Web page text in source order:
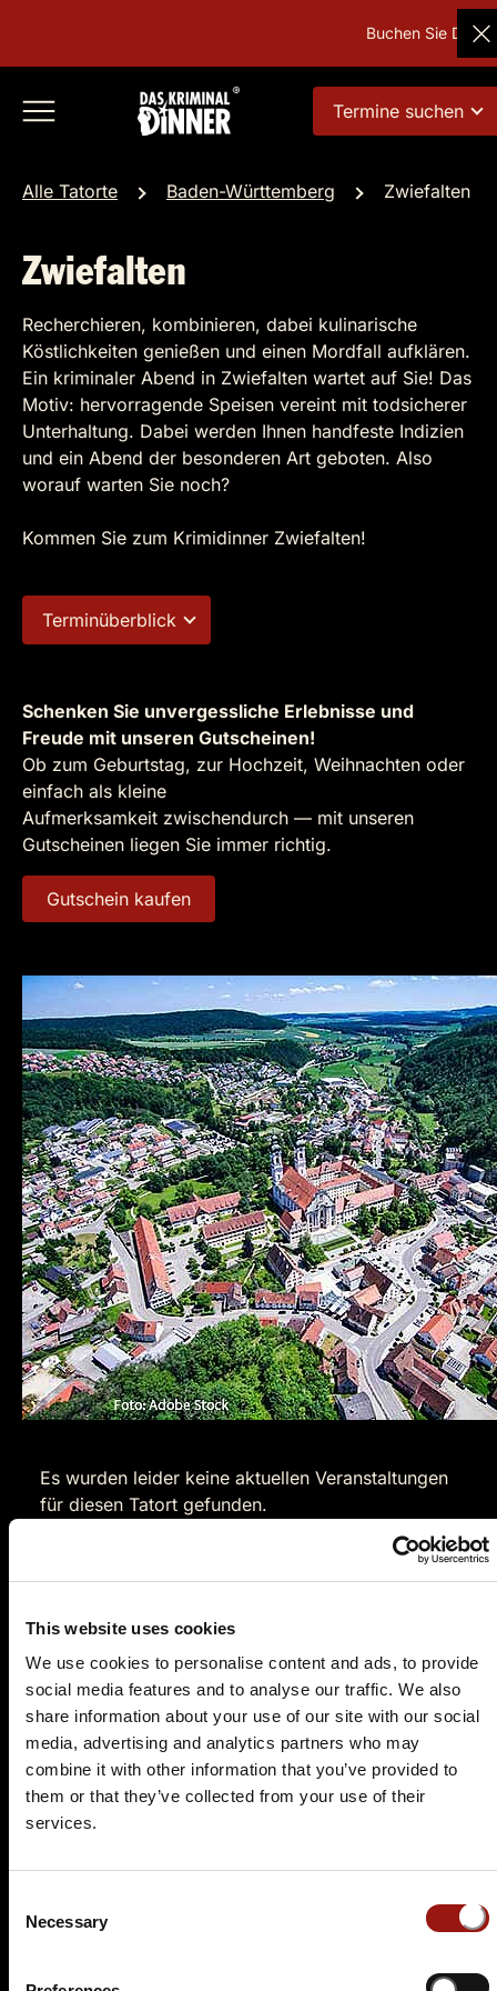
This website uses cookies
We use cookies to personalise content and ads, to provide
social media features and to analyse our traffic. We also
share information about your use of our site with our social
media, advertising and analytics partners who may
combine it with other information that you’ve provided to
them or that they’ve collected from your use of their
services.
Selection
Necessary
Buchen Sie
Termine suchen
Alle Tatorte Baden-Württemberg Zwiefalten
Zwiefalten
Recherchieren, kombinieren, dabei kulinarische
Köstlichkeiten genießen und einen Mordfall aufklären.
Ein kriminaler Abend in Zwiefalten wartet auf Sie! Das
Motiv: hervorragende Speisen vereint mit todsicherer
Unterhaltung. Dabei werden Ihnen handfeste Indizien
und ein Abend der besonderen Art geboten. Also
worauf warten Sie noch?
Kommen Sie zum Krimidinner Zwiefalten!
Terminüberblick
Schenken Sie unvergessliche Erlebnisse und
Freude mit unseren Gutscheinen!
Ob zum Geburtstag, zur Hochzeit, Weihnachten oder
einfach als kleine
Aufmerksamkeit zwischendurch — mit unseren
Gutscheinen liegen Sie immer richtig.
Gutschein kaufen
Es wurden leider keine aktuellen Veranstaltungen
für diesen Tatort gefunden.
, um
einen passenden Krimidinner-Spielort in Ihrer
Nähe zu finden.
Krimidinner Zwiefalten -
möderisch gute
Unterhaltung
Zwiefalten ist eine malerische Gemeinde im Landkreis
Reutlingen in Baden-Württemberg, Deutschland. Die
verleiht dieser kleinen Ortschaft einen besonderen
Charme. Die Geschichte von Zwiefalten reicht weit
zurück, und ihre Wurzeln sind eng mit dem Kloster
gegründet wurde.